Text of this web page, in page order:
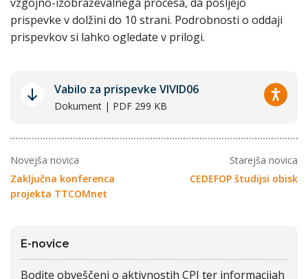
prispevke v dolžini do 10 strani. Podrobnosti o oddaji
prispevkov si lahko ogledate v prilogi.
Vabilo za prispevke VIVID06
Dokument | PDF 299 KB
Novejša novica
Zaključna konferenca
projekta TTCOMnet
Starejša novica
CEDEFOP študijsi obisk
E-novice
Bodite obveščeni o aktivnostih CPI ter informacijah